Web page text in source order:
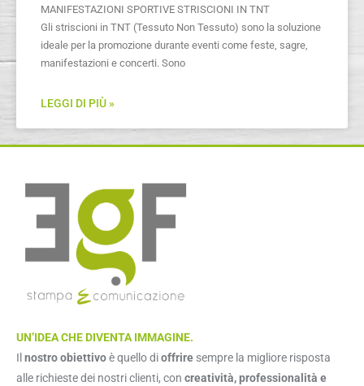
MANIFESTAZIONI SPORTIVE STRISCIONI IN TNT
Gli striscioni in TNT (Tessuto Non Tessuto) sono la soluzione
ideale per la promozione durante eventi come feste, sagre,
manifestazioni e concerti. Sono
LEGGI DI PIÙ »
UN’IDEA CHE DIVENTA IMMAGINE.
Il nostro obiettivoè quello dioffrire sempre la migliore risposta
alle richieste dei nostri clienti, con creatività, professionalità e